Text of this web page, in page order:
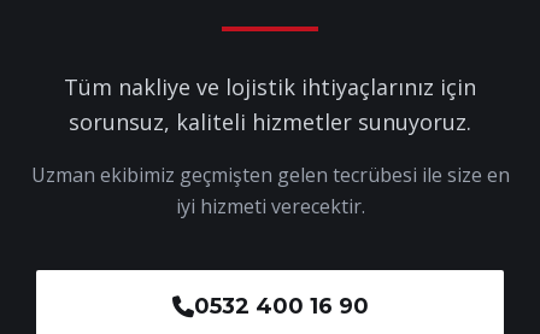
Tüm nakliye ve lojistik ihtiyaçlarınız için
sorunsuz, kaliteli hizmetler sunuyoruz.
Uzman ekibimiz geçmişten gelen tecrübesi ile size en
iyi hizmeti verecektir.
0532 400 16 90